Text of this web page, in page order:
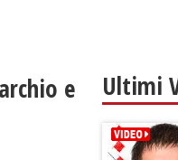
e
Ultimi